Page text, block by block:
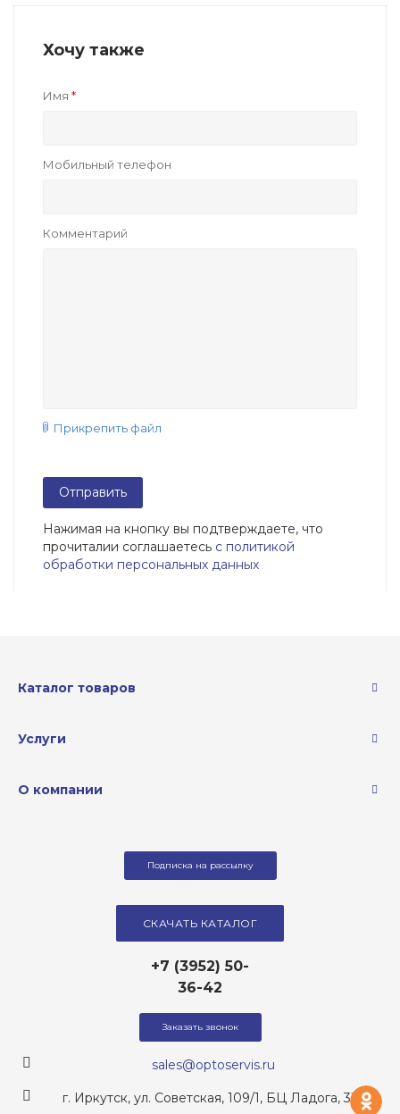
Хочу также
Имя
Мобильный телефон
Комментарий
Прикрепить файл
Отправить
Нажимая на кнопку вы подтверждаете, что
прочиталии соглашаетесь с политикой
обработки персональных данных
Каталог товаров
Услуги
О компании
sales@optoservis.ru
+7 (3952) 50-
36-42
г. Иркутск, ул. Советская, 109/1, БЦ Ладога, 317
Заказать звонок
Подписка на рассылку
СКАЧАТЬ КАТАЛОГ